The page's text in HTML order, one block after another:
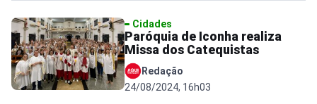
Cidades
Paróquia de Iconha realiza
Missa dos Catequistas
Redação
24/08/2024, 16h03